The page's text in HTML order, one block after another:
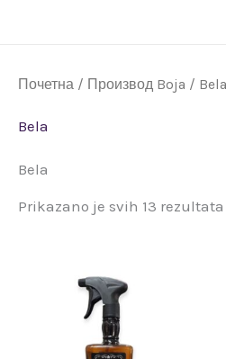
Почетна / Производ Boja / Bela
Bela
Bela
Prikazano je svih 13 rezultata